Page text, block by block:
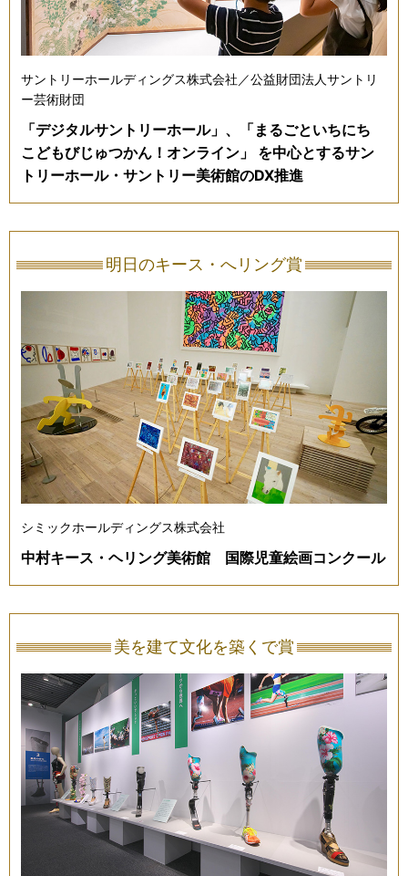
サントリーホールディングス株式会社／公益財団法人サントリ
ー芸術財団
「デジタルサントリーホール」、「まるごといちにち
こどもびじゅつかん！オンライン」 を中心とするサン
トリーホール・サントリー美術館のDX推進
明日のキース・へリング賞
シミックホールディングス株式会社
中村キース・ヘリング美術館 国際児童絵画コンクール
美を建て文化を築くで賞